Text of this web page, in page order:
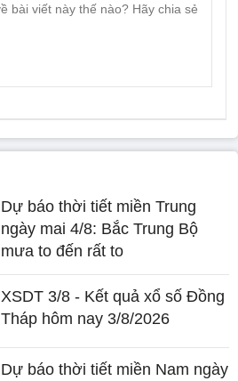
Dự báo thời tiết miền Trung
ngày mai 4/8: Bắc Trung Bộ
mưa to đến rất to
XSDT 3/8 - Kết quả xổ số Đồng
Tháp hôm nay 3/8/2026
Dự báo thời tiết miền Nam ngày